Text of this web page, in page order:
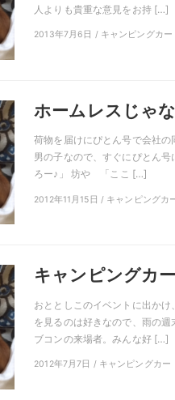
人よりも貴重な意見をお持 […]
2013年7月6日 / キャンピングカー
ホームレスじゃな
荷物を届けにぴとん号で会社の
男の子なので、すぐにぴとん
ろー♪」 坊や 「ここ […]
2012年11月15日 / キャンピングカ
キャンピングカ
おととしこのイベントに出か
を見るのは好きなので、雨の
ブコンの来場者。みんな好 […]
2012年7月7日 / キャンピングカー